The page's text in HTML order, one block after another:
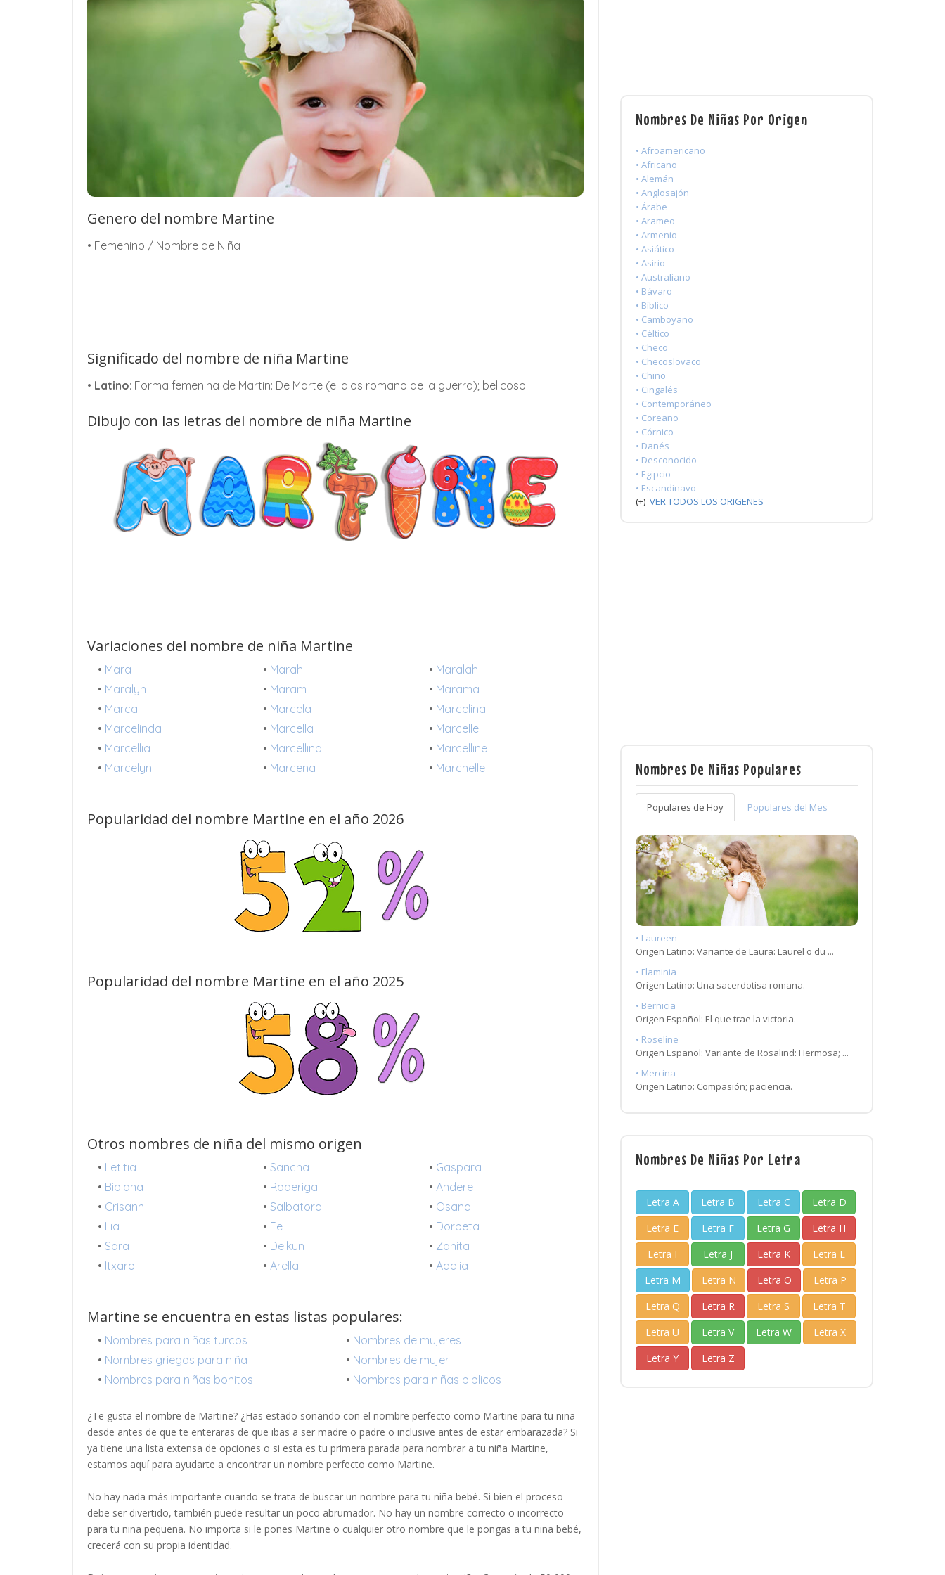
Genero del nombre Martine
• Femenino / Nombre de Niña
Significado del nombre de niña Martine
• Latino: Forma femenina de Martin: De Marte (el dios romano de la guerra); belicoso.
Dibujo con las letras del nombre de niña Martine
Variaciones del nombre de niña Martine
• Mara • Marah • Maralah
• Maralyn • Maram • Marama
• Marcail • Marcela • Marcelina
• Marcelinda • Marcella • Marcelle
• Marcellia • Marcellina • Marcelline
• Marcelyn • Marcena • Marchelle
Popularidad del nombre Martine en el año 2026
Popularidad del nombre Martine en el año 2025
Otros nombres de niña del mismo origen
• Letitia •Sancha • Gaspara
• Bibiana • Roderiga • Andere
• Crisann •Salbatora • Osana
• Lia • Fe • Dorbeta
• Sara • Deikun • Zanita
• Itxaro •Arella • Adalia
Martine se encuentra en estas listas populares:
• Nombres para niñas turcos • Nombres de mujeres
• Nombres griegos para niña • Nombres de mujer
• Nombres para niñas bonitos • Nombres para niñas biblicos
¿Te gusta el nombre de Martine? ¿Has estado soñando con el nombre perfecto como Martine para tu niña
desde antes de que te enteraras de que ibas a ser madre o padre o inclusive antes de estar embarazada? Si
ya tiene una lista extensa de opciones o si esta es tu primera parada para nombrar a tu niña Martine,
estamos aquí para ayudarte a encontrar un nombre perfecto como Martine.
No hay nada más importante cuando se trata de buscar un nombre para tu niña bebé. Si bien el proceso
debe ser divertido, también puede resultar un poco abrumador. No hay un nombre correcto o incorrecto
para tu niña pequeña. No importa si le pones Martine o cualquier otro nombre que le pongas a tu niña bebé,
crecerá con su propia identidad.
Nombres De Niñas Por Origen
• Afroamericano
• Africano
• Alemán
• Anglosajón
• Árabe
• Arameo
• Armenio
• Asiático
• Asirio
• Australiano
• Bávaro
• Bíblico
• Camboyano
• Céltico
• Checo
• Checoslovaco
• Chino
• Cingalés
• Contemporáneo
• Coreano
• Córnico
• Danés
• Desconocido
• Egipcio
• Escandinavo
(+) VER TODOS LOS ORIGENES
Nombres De Niñas Populares
Populares de Hoy Populares del Mes
• Laureen
Origen Latino: Variante de Laura: Laurel o du ...
• Flaminia
Origen Latino: Una sacerdotisa romana.
• Bernicia
Origen Español: El que trae la victoria.
• Roseline
Origen Español: Variante de Rosalind: Hermosa; ...
• Mercina
Origen Latino: Compasión; paciencia.
Nombres De Niñas Por Letra
Letra A Letra B Letra C
Letra D
Letra E
Letra F Letra G
Letra H
Letra I
Letra J Letra K
Letra L
Letra M
Letra N Letra O
Letra P
Letra Q
Letra R Letra S
Letra T
Letra U
Letra V Letra W
Letra X
Letra Y
Letra Z